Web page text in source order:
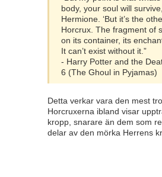
body, your soul will
Hermione. ‘But it’s the
Horcrux. The fragment of
on its container, its
It can’t exist without it.”
- Harry Potter and the
6 (The Ghoul in Pyjamas)
Detta verkar vara den mest
Horcruxerna ibland visar
kropp, snarare än dem som
delar av den mörka Herrens